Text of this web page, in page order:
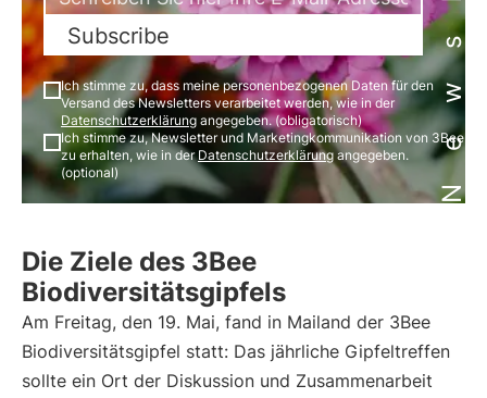
Subscribe
Ich stimme zu, dass meine personenbezogenen Daten für den
Versand des Newsletters verarbeitet werden, wie in der
Datenschutzerklärung angegeben. (obligatorisch)
Ich stimme zu, Newsletter und Marketingkommunikation von 3Bee
zu erhalten, wie in derDatenschutzerklärungangegeben.
(optional)
Die Ziele des 3Bee
Biodiversitätsgipfels
Am Freitag, den 19. Mai, fand in Mailand der 3Bee
Biodiversitätsgipfel statt: Das jährliche Gipfeltreffen
sollte ein Ort der Diskussion und Zusammenarbeit